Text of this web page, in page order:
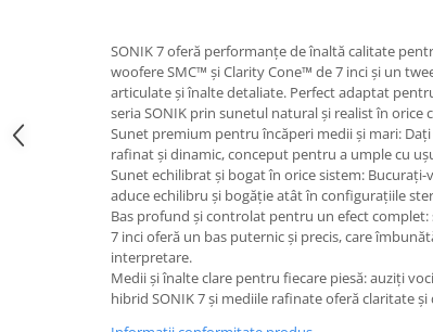
SONIK 7 oferă performanțe de înaltă calitate
woofere SMC™ și Clarity Cone™ de 7 inci și un
articulate și înalte detaliate. Perfect adaptat
seria SONIK prin sunetul natural și realist în orice
Sunet premium pentru încăperi medii și mari:
rafinat și dinamic, conceput pentru a umple cu
Sunet echilibrat și bogat în orice sistem:
aduce echilibru și bogăție atât în configurațiile
Bas profund și controlat pentru un efect
7 inci oferă un bas puternic și precis, care
interpretare.
Medii și înalte clare pentru fiecare piesă: auziți
hibrid SONIK 7 și mediile rafinate oferă claritate